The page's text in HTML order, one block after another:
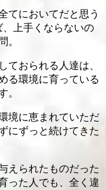
てにおいてだと思う
上手くならないの
。
ておられる人達は、
る環境に育っている
。
境に恵まれていただ
にずっと続けてきた
えられたものだった
った人でも、全く違